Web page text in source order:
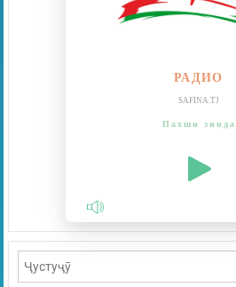
РАДИО
SAFINA.TJ
Пахши зинда